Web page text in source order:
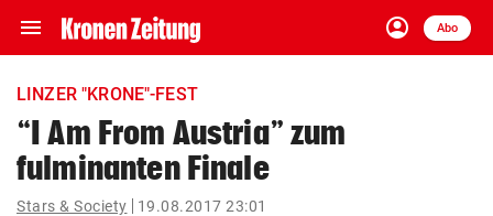
menu Navigation
ein-/ausklappen
account_circle
Anmelden
Abo
close Schließen
account_circle Anmelden
LINZER "KRONE"-FEST
“I Am From Austria” zum
fulminanten Finale
Stars & Society 19.08.2017 23:01